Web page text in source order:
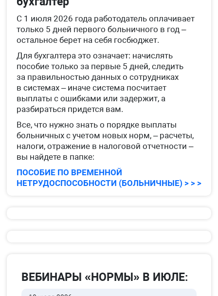
С 1 июля 2026 года работодатель оплачивает
только 5 дней первого больничного в год –
остальное берет на себя госбюджет.
Для бухгалтера это означает: начислять
пособие только за первые 5 дней, следить
за правильностью данных о сотрудниках
в системах – иначе система посчитает
выплаты с ошибками или задержит, а
разбираться придется вам.
Все, что нужно знать о порядке выплаты
больничных с учетом новых норм, – расчеты,
налоги, отражение в налоговой отчетности –
вы найдете в папке:
ПОСОБИЕ ПО ВРЕМЕННОЙ
НЕТРУДОСПОСОБНОСТИ (БОЛЬНИЧНЫЕ) > > >
ВЕБИНАРЫ «НОРМЫ» В ИЮЛЕ: